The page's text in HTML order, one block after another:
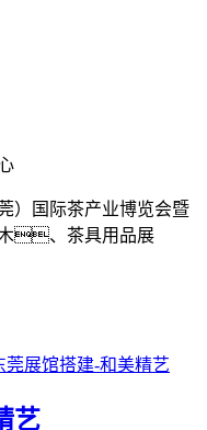
国际茶产业博览会暨
、茶具用品展
艺